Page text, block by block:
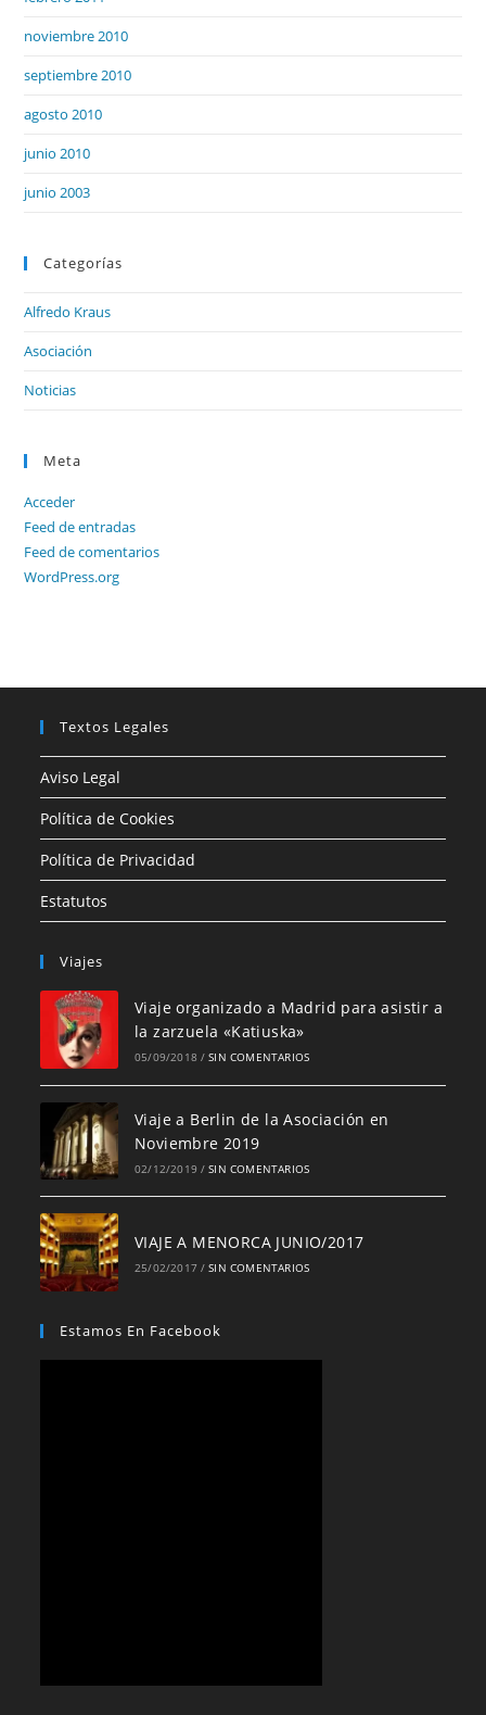
noviembre 2010
septiembre 2010
agosto 2010
junio 2010
junio 2003
Categorías
Alfredo Kraus
Asociación
Noticias
Meta
Acceder
Feed de entradas
Feed de comentarios
WordPress.org
Textos Legales
Aviso Legal
Política de Cookies
Política de Privacidad
Estatutos
Viajes
Viaje organizado a Madrid para asistir a
la zarzuela «Katiuska»
05/09/2018 / SIN COMENTARIOS
Viaje a Berlin de la Asociación en
Noviembre 2019
02/12/2019 / SIN COMENTARIOS
VIAJE A MENORCA JUNIO/2017
25/02/2017 / SIN COMENTARIOS
Estamos En Facebook